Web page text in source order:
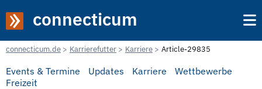
connecticum
connecticum.de Karrierefutter Karriere Article-29835
Events & Termine Updates Karriere
Wettbewerbe
Freizeit